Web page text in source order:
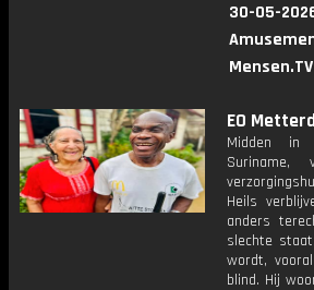
30-05-
Mensen.TV
EO
Midden in
Heils
anders
slechte
wordt,
blind. Hij